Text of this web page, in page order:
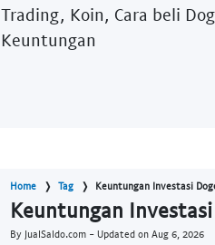
Trading, Koin, Cara beli
Keuntungan
Home Tag Keuntungan Investasi
Keuntungan
By JualSaldo.com - Updated on Aug 6, 2026